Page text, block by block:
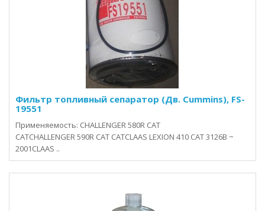
Фильтр топливный сепаратор (Дв. Cummins), FS-
19551
Применяемость: CHALLENGER 580R CAT
CATCHALLENGER 590R CAT CATCLAAS LEXION 410 CAT 3126B ~
2001CLAAS ..